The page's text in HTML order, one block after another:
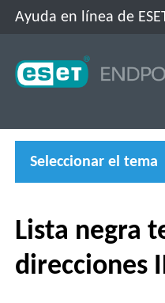
Ayuda en línea de
Seleccionar el tema
Lista negra
direcciones